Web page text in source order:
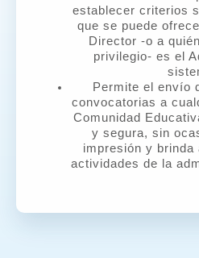
establecer criterios
que se puede
Director -o a
privilegio- es el
Permite el envío
convocatorias a
Comunidad
y segura, sin
impresión y brinda
actividades de la